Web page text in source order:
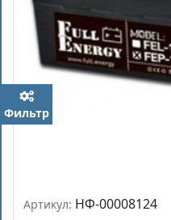
Артикул: НФ-00008124
Фильтр